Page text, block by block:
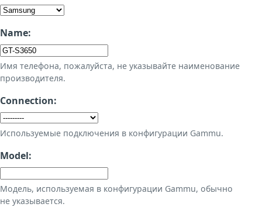
Name:
Имя телефона, пожалуйста, не указывайте наименование
производителя.
Connection:
Используемые подключения в конфигурации Gammu.
Model:
Модель, используемая в конфигурации Gammu, обычно
не указывается.